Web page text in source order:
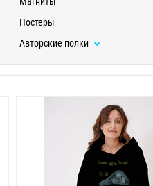
Постеры
Авторские полки